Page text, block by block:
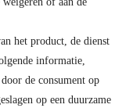
het product, de dienst
informatie,
de consument op
op een duurzame